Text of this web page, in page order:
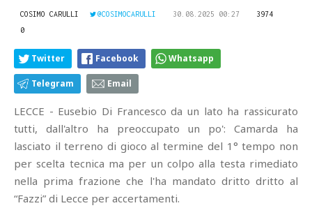
COSIMO CARULLI @COSIMOCARULLI 30.08.2025 00:27
3974
0
Twitter Facebook Whatsapp
Telegram Email
LECCE - Eusebio Di Francesco da un lato ha rassicurato
tutti, dall'altro ha preoccupato un po': Camarda ha
lasciato il terreno di gioco al termine del 1° tempo non
per scelta tecnica ma per un colpo alla testa rimediato
nella prima frazione che l'ha mandato dritto dritto al
“Fazzi” di Lecce per accertamenti.